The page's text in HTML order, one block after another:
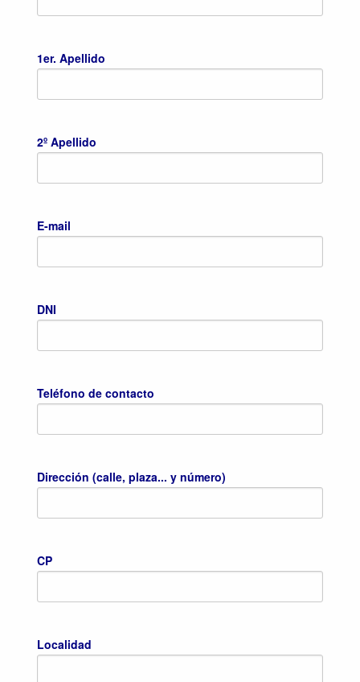
1er. Apellido
2º Apellido
E-mail
DNI
Teléfono de contacto
Dirección (calle, plaza... y número)
CP
Localidad